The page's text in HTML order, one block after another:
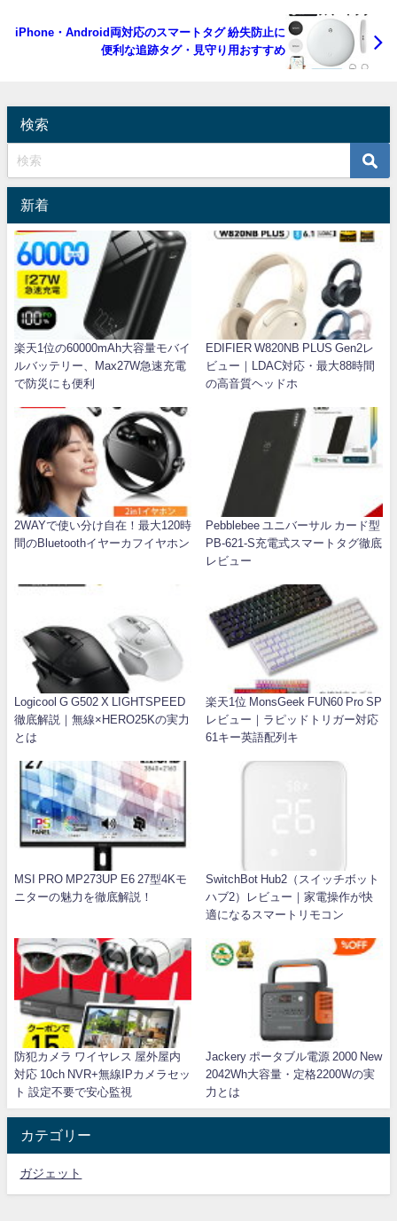
iPhone・Android両対応のスマートタグ 紛失防止に
便利な追跡タグ・見守り用おすすめ
検索
新着
楽天1位の60000mAh大容量モバイ
ルバッテリー、Max27W急速充電
で防災にも便利
EDIFIER W820NB PLUS Gen2レ
ビュー｜LDAC対応・最大88時間
の高音質ヘッドホ
2WAYで使い分け自在！最大120時
間のBluetoothイヤーカフイヤホン
Pebblebee ユニバーサル カード型
PB-621-S充電式スマートタグ徹底
レビュー
Logicool G G502 X LIGHTSPEED
徹底解説｜無線×HERO25Kの実力
とは
楽天1位 MonsGeek FUN60 Pro SP
レビュー｜ラピッドトリガー対応
61キー英語配列キ
MSI PRO MP273UP E6 27型4Kモ
ニターの魅力を徹底解説！
SwitchBot Hub2（スイッチボット
ハブ2）レビュー｜家電操作が快
適になるスマートリモコン
防犯カメラ ワイヤレス 屋外屋内
対応 10ch NVR+無線IPカメラセッ
ト 設定不要で安心監視
Jackery ポータブル電源 2000 New
2042Wh大容量・定格2200Wの実
力とは
カテゴリー
ガジェット